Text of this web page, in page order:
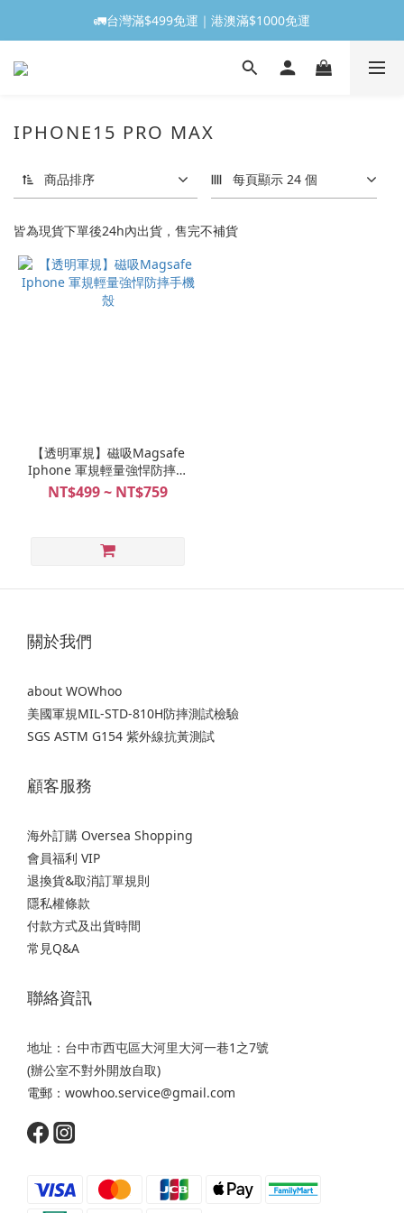
🚛台灣滿$499免運｜港澳滿$1000免運
IPHONE15 PRO MAX
商品排序 每頁顯示 24 個
皆為現貨下單後24h內出貨，售完不補貨
【透明軍規】磁吸Magsafe
Iphone 軍規輕量強悍防摔手
機殼
NT$499 ~ NT$759
關於我們
about WOWhoo
美國軍規MIL-STD-810H防摔測試檢驗
SGS ASTM G154 紫外線抗黃測試
顧客服務
海外訂購 Oversea Shopping
會員福利 VIP
退換貨&取消訂單規則
隱私權條款
付款方式及出貨時間
常見Q&A
聯絡資訊
地址：台中市西屯區大河里大河一巷1之7號
(辦公室不對外開放自取)
電郵：wowhoo.service@gmail.com